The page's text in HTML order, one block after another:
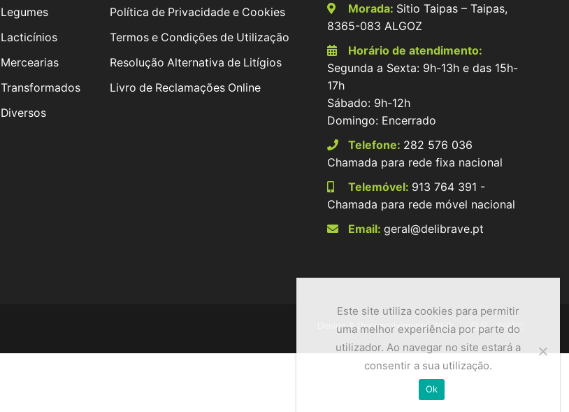
Legumes
Lacticínios
Mercearias
Transformados
Diversos
Política de Privacidade e Cookies
Termos e Condições de Utilização
Resolução Alternativa de Litígios
Livro de Reclamações Online
Morada: Sitio Taipas – Taipas,
8365-083 ALGOZ
Horário de atendimento:
Segunda a Sexta: 9h-13h e das 15h-
17h
Sábado: 9h-12h
Domingo: Encerrado
Telefone: 282 576 036
Chamada para rede fixa nacional
Telemóvel: 913 764 391 -
Chamada para rede móvel nacional
Email:geral@delibrave.pt
Design & Desenvolvimento WEB:
Este site utiliza cookies para permitir
uma melhor experiência por parte do
utilizador. Ao navegar no site estará a
consentir a sua utilização.
Ok